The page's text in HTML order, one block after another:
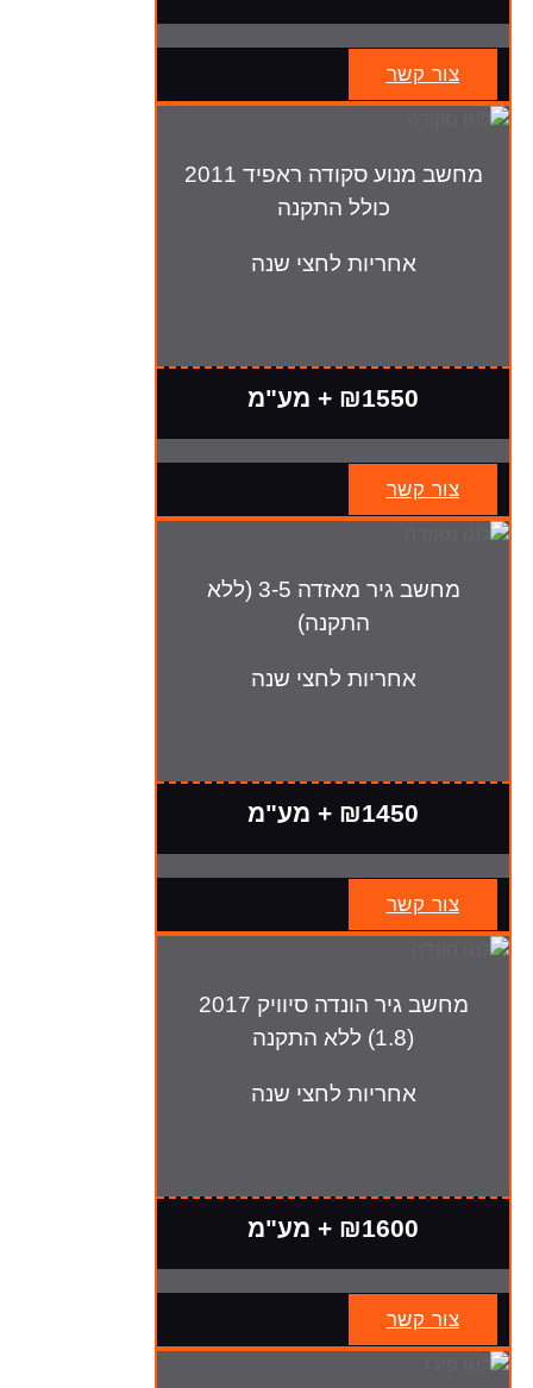
צור קשר
מחשב מנוע סקודה ראפיד 2011
כולל התקנה
אחריות לחצי שנה
₪1550 + מע"מ
צור קשר
מחשב גיר מאזדה 3-5 (ללא
התקנה)
אחריות לחצי שנה
₪1450 + מע"מ
צור קשר
מחשב גיר הונדה סיוויק 2017
(1.8) ללא התקנה
אחריות לחצי שנה
₪1600 + מע"מ
צור קשר